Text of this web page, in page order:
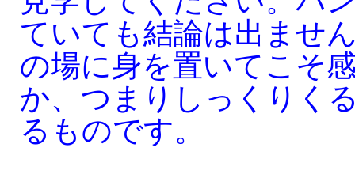
ていても結論は出ませ
の場に身を置いてこそ
か、つまりしっくりく
るものです。